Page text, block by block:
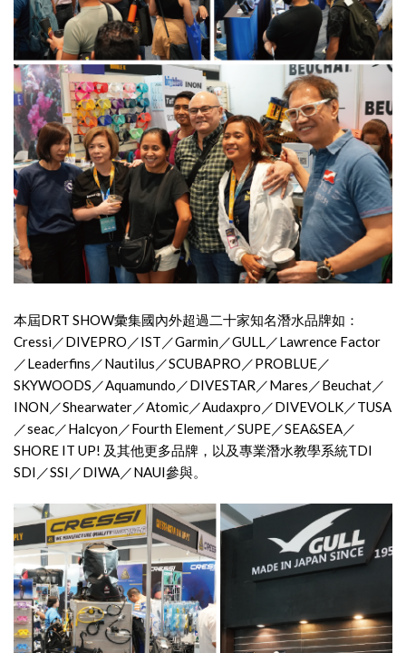
本屆DRT SHOW彙集國內外超過二十家知名潛水品牌如：
Cressi／DIVEPRO／IST／Garmin／GULL／Lawrence Factor
／Leaderfins／Nautilus／SCUBAPRO／PROBLUE／
SKYWOODS／Aquamundo／DIVESTAR／Mares／Beuchat／
INON／Shearwater／Atomic／Audaxpro／DIVEVOLK／TUSA
／seac／Halcyon／Fourth Element／SUPE／SEA&SEA／
SHORE IT UP! 及其他更多品牌，以及專業潛水教學系統TDI
SDI／SSI／DIWA／NAUI參與。